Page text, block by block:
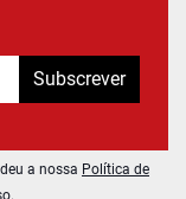
Subscrever
a nossa Política de
.